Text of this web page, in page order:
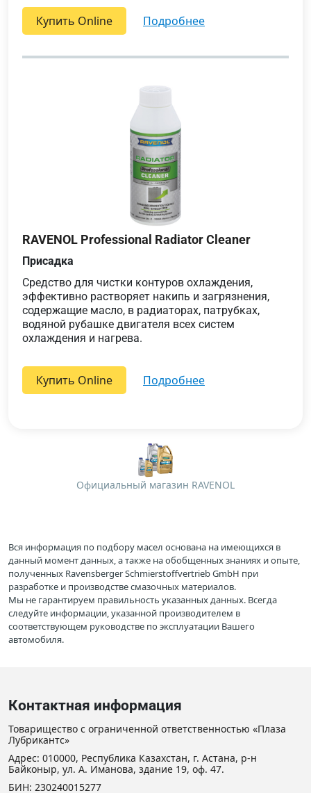
Купить Online подробнее
RAVENOL Professional Radiator Cleaner
Присадка
Средство для чистки контуров охлаждения,
эффективно растворяет накипь и загрязнения,
содержащие масло, в радиаторах, патрубках,
водяной рубашке двигателя всех систем
охлаждения и нагрева.
Купить Online подробнее
Официальный магазин RAVENOL
Вся информация по подбору масел основана на имеющихся в
данный момент данных, а также на обобщенных знаниях и опыте,
полученных Ravensberger Schmierstoffvertrieb GmbH при
разработке и производстве смазочных материалов.
Мы не гарантируем правильность указанных данных. Всегда
следуйте информации, указанной производителем в
соответствующем руководстве по эксплуатации Вашего
автомобиля.
Контактная информация
Товарищество с ограниченной ответственностью «Плаза
Лубрикантс»
Адрес: 010000, Республика Казахстан, г. Астана, р-н
Байконыр, ул. А. Иманова, здание 19, оф. 47.
БИН: 230240015277